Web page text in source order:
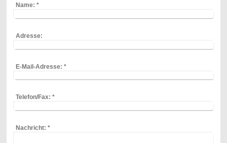
Name: *
Adresse:
E-Mail-Adresse: *
Telefon/Fax: *
Nachricht: *